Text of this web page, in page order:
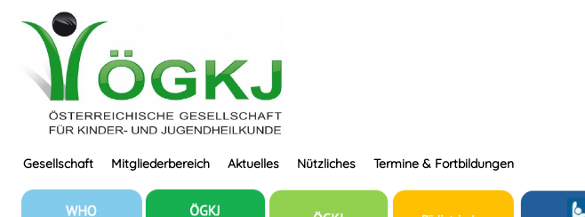
Gesellschaft Mitgliederbereich Aktuelles Nützliches Termine & Fortbildungen